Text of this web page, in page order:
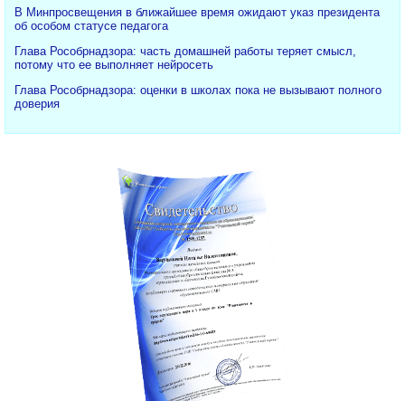
В Минпросвещения в ближайшее время ожидают указ президента
об особом статусе педагога
Глава Рособрнадзора: часть домашней работы теряет смысл,
потому что ее выполняет нейросеть
Глава Рособрнадзора: оценки в школах пока не вызывают полного
доверия